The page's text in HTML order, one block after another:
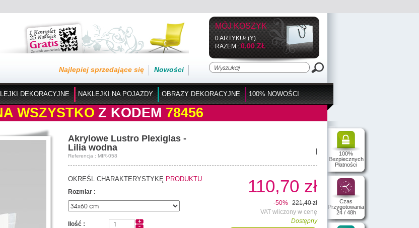
Nowości
Najlepiej sprzedające się
MÓJ KOSZYK
0 ARTYKUŁ(Y)
RAZEM :0,00 ZŁ
DEKORACYJNE NAKLEJKI NA POJAZDY OBRAZY DEKORACYJNE 100% NOWOŚCI
WSZYSTKO Z KODEM 78456
100%
Bezpiecznych
Płatności
Czas
Przygotowania
24 / 48h
Akrylowe Lustro Plexiglas -
Lilia wodna
Referencja : MIR-058
|
OKREŚL CHARAKTERYSTYKĘ PRODUKTU
Rozmiar :
Ilość :
110,70 zł
-50% 221,40 zł
VAT wliczony w cenę
Dostępny